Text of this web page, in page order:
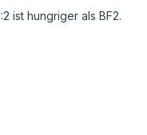
ist hungriger als BF2.